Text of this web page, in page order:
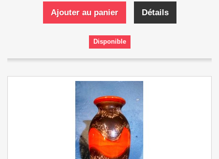
Ajouter au panier Détails
Disponible